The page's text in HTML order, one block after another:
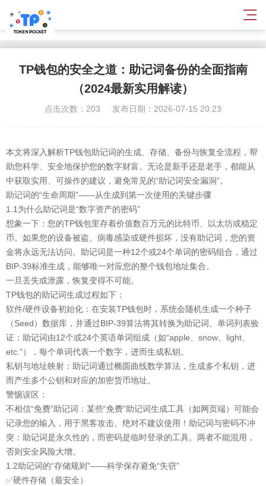
TP钱包的安全之道：助记词备份的全面指南
（2024最新实用解读）
点击次数：203 发布日期：2026-07-15 20:23
本文将深入解析TP钱包助记词的生成、存储、备份与恢复全流程，帮
助您科学、安全地保护您的数字财富。无论是新手还是老手，都能从
中获取实用、可操作的建议，避免常见的“助记词安全漏洞”。
助记词的“生命周期”——从生成到第一次使用的关键步骤
1.1为什么助记词是“数字资产的密码”
想象一下：您的TP钱包里存着价值数百万元的比特币、以太坊或稳定
币。如果您的设备被盗、病毒感染或硬件损坏，没有助记词，您的资
金将永远无法访问。助记词是一种12个或24个单词的密码组合，通过
BIP-39标准生成，能够唯一对应您的整个钱包地址集合。
一旦丢失或泄露，恢复变得不可能。
TP钱包的助记词生成过程如下：
软件/硬件设备初始化：在安装TP钱包时，系统会随机生成一个种子
（Seed）数据库，并通过BIP-39算法将其转换为助记词。单词列表验
证：助记词由12个或24个英语单词组成（如“apple、snow、light、
etc.”），每个单词代表一个数字，进而生成私钥。
私钥与地址映射：助记词通过椭圆曲线数学算法，生成多个私钥，进
而产生多个公钥和对应的加密货币地址。
警惕误区：
不相信“免费”助记词：某些“免费”助记词生成工具（如网页端）可能会
记录您的输入，用于黑客攻击。绝对不建议使用！助记词与密码不冲
突：助记词是永久性的，而密码是临时登录的工具。两者不能混用，
否则安全风险大增。
1.2助记词的“存储规则”——科学保存避免“失窃”
✅硬件存储（最安全）